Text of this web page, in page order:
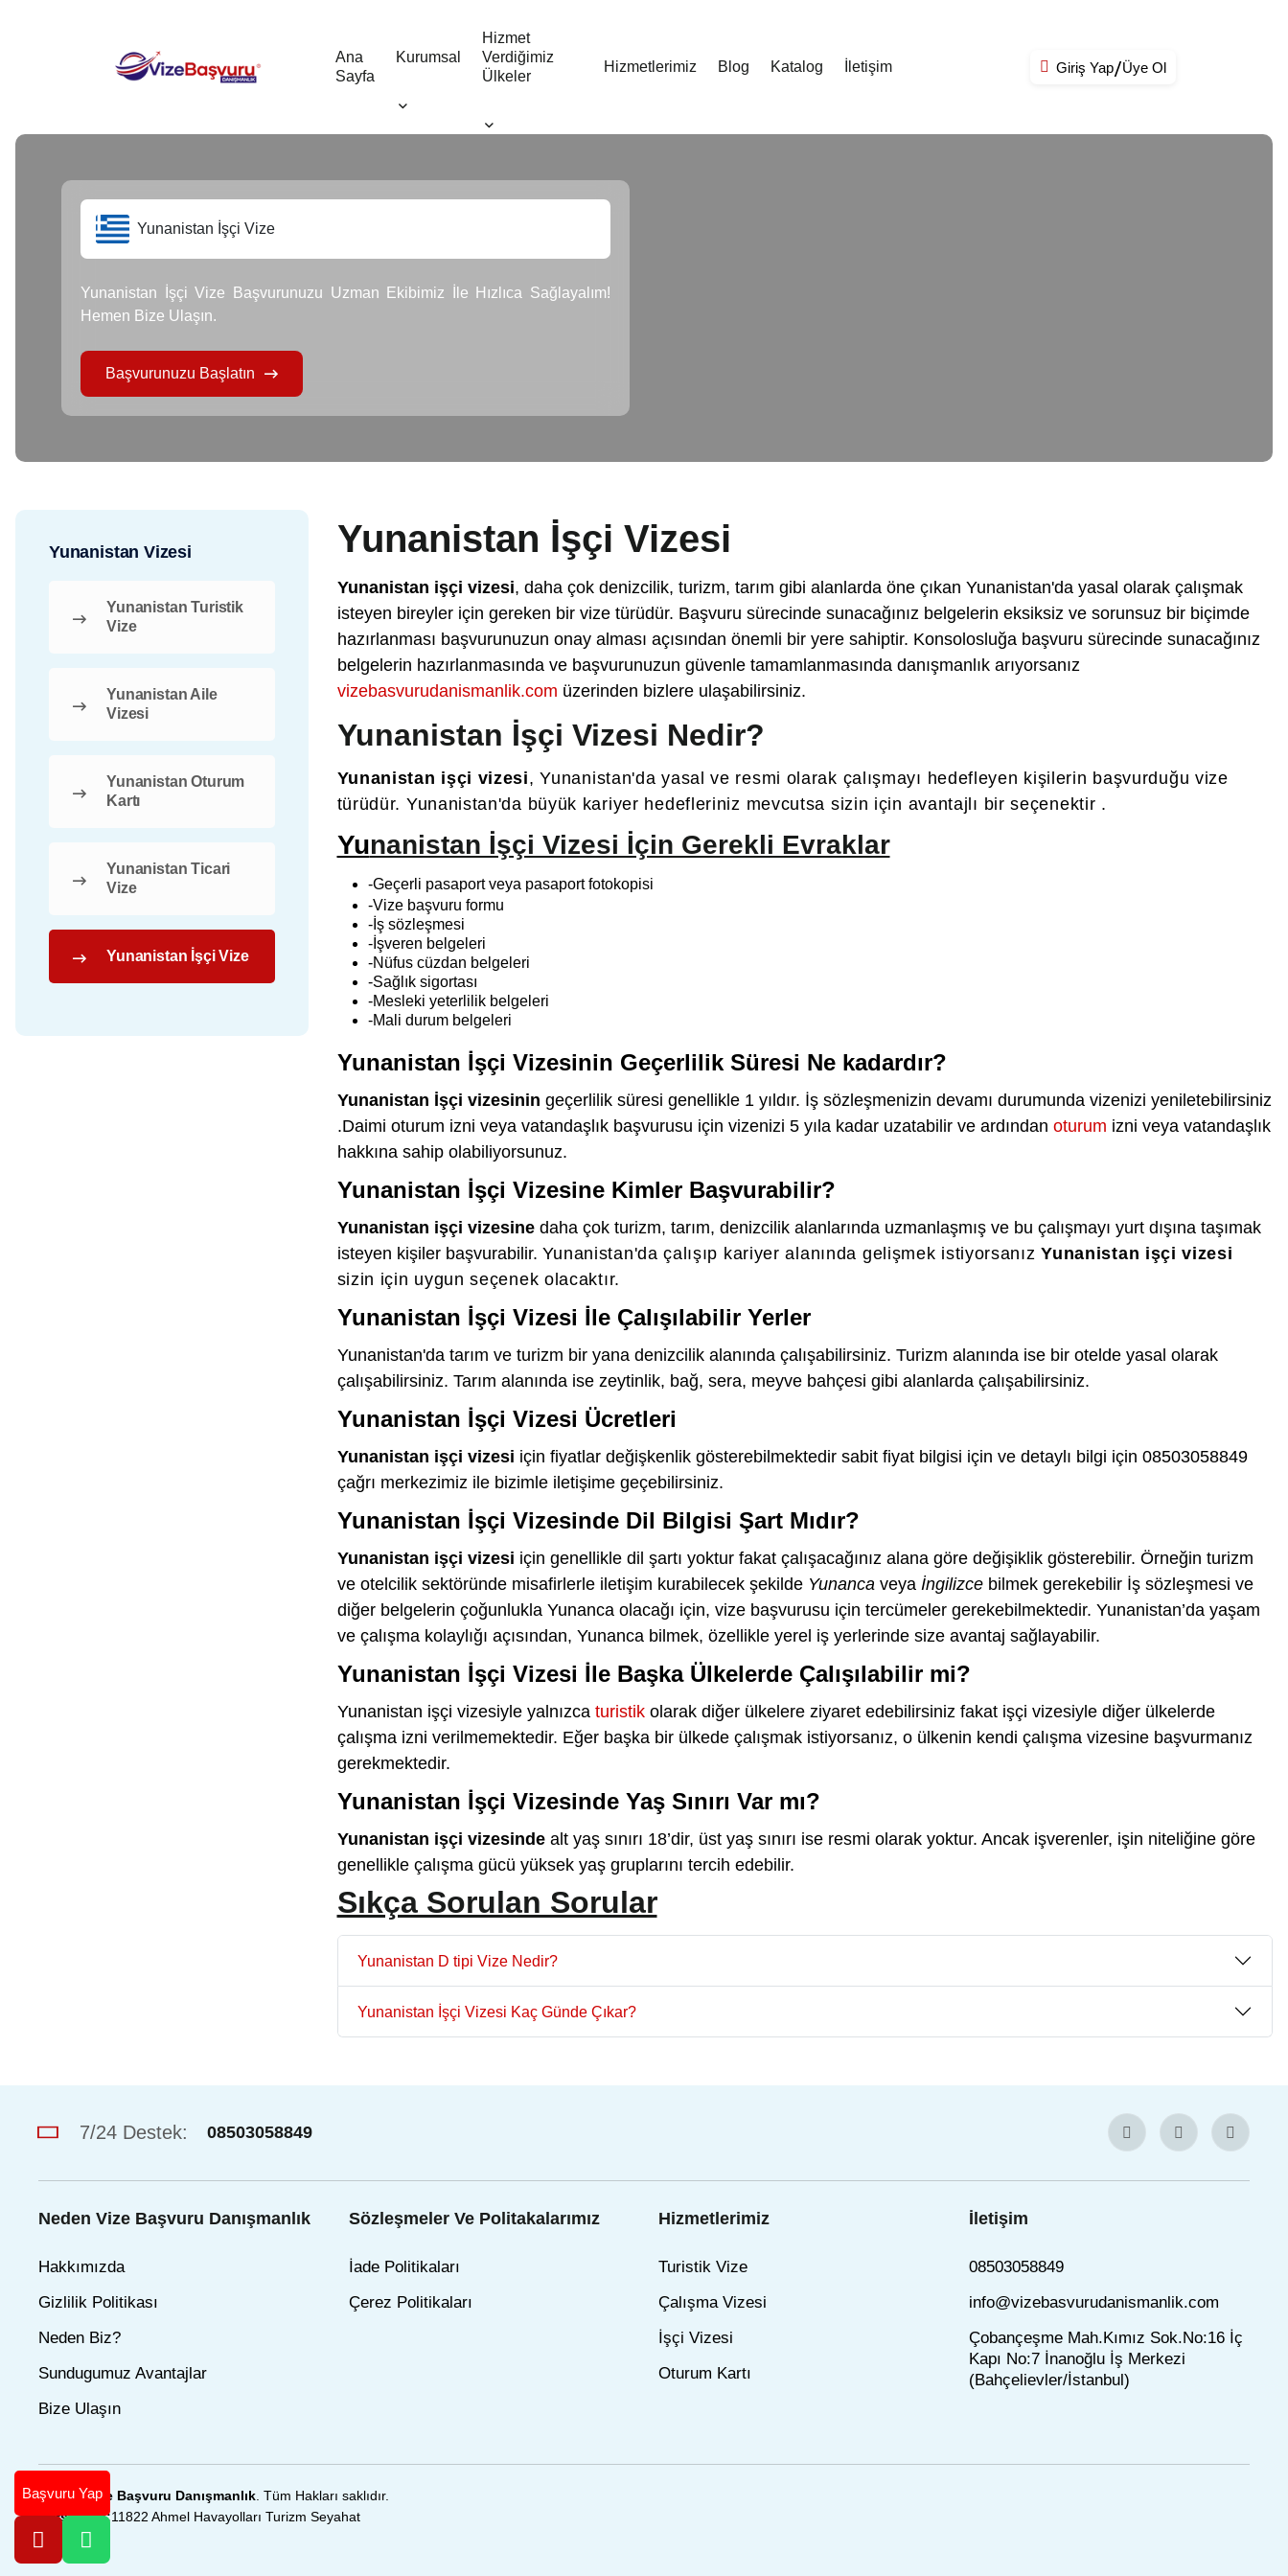
Ana
Sayfa
Kurumsal
Hizmet
Verdiğimiz
Ülkeler
Hizmetlerimiz Blog Katalog İletişim Giriş Yap Üye Ol
Yunanistan İşçi Vize
Yunanistan İşçi Vize Başvurunuzu Uzman Ekibimiz İle Hızlıca Sağlayalım!
Hemen Bize Ulaşın.
Başvurunuzu Başlatın
Yunanistan Vizesi
Yunanistan Turistik
Vize
Yunanistan Aile
Vizesi
Yunanistan Oturum
Kartı
Yunanistan Ticari
Vize
Yunanistan İşçi Vize
Yunanistan İşçi Vizesi
Yunanistan işçi vizesi, daha çok denizcilik, turizm, tarım gibi alanlarda öne çıkan Yunanistan'da yasal olarak çalışmak
isteyen bireyler için gereken bir vize türüdür. Başvuru sürecinde sunacağınız belgelerin eksiksiz ve sorunsuz bir biçimde
hazırlanması başvurunuzun onay alması açısından önemli bir yere sahiptir. Konsolosluğa başvuru sürecinde sunacağınız
belgelerin hazırlanmasında ve başvurunuzun güvenle tamamlanmasında danışmanlık arıyorsanız
vizebasvurudanismanlik.com üzerinden bizlere ulaşabilirsiniz.
Yunanistan İşçi Vizesi Nedir?
Yunanistan işçi vizesi, Yunanistan'da yasal ve resmi olarak çalışmayı hedefleyen kişilerin başvurduğu vize
türüdür. Yunanistan'da büyük kariyer hedefleriniz mevcutsa sizin için avantajlı bir seçenektir .
Yunanistan İşçi Vizesi İçin Gerekli Evraklar
-Geçerli pasaport veya pasaport fotokopisi
-Vize başvuru formu
-İş sözleşmesi
-İşveren belgeleri
-Nüfus cüzdan belgeleri
-Sağlık sigortası
-Mesleki yeterlilik belgeleri
-Mali durum belgeleri
Yunanistan İşçi Vizesinin Geçerlilik Süresi Ne kadardır?
Yunanistan İşçi vizesinin geçerlilik süresi genellikle 1 yıldır. İş sözleşmenizin devamı durumunda vizenizi yeniletebilirsiniz
.Daimi oturum izni veya vatandaşlık başvurusu için vizenizi 5 yıla kadar uzatabilir ve ardından oturum izni veya vatandaşlık
hakkına sahip olabiliyorsunuz.
Yunanistan İşçi Vizesine Kimler Başvurabilir?
Yunanistan işçi vizesine daha çok turizm, tarım, denizcilik alanlarında uzmanlaşmış ve bu çalışmayı yurt dışına taşımak
isteyen kişiler başvurabilir. Yunanistan'da çalışıp kariyer alanında gelişmek istiyorsanız Yunanistan işçi vizesi
sizin için uygun seçenek olacaktır.
Yunanistan İşçi Vizesi İle Çalışılabilir Yerler
Yunanistan'da tarım ve turizm bir yana denizcilik alanında çalışabilirsiniz. Turizm alanında ise bir otelde yasal olarak
çalışabilirsiniz. Tarım alanında ise zeytinlik, bağ, sera, meyve bahçesi gibi alanlarda çalışabilirsiniz.
Yunanistan İşçi Vizesi Ücretleri
Yunanistan işçi vizesi için fiyatlar değişkenlik gösterebilmektedir sabit fiyat bilgisi için ve detaylı bilgi için 08503058849
çağrı merkezimiz ile bizimle iletişime geçebilirsiniz.
Yunanistan İşçi Vizesinde Dil Bilgisi Şart Mıdır?
Yunanistan işçi vizesi için genellikle dil şartı yoktur fakat çalışacağınız alana göre değişiklik gösterebilir. Örneğin turizm
ve otelcilik sektöründe misafirlerle iletişim kurabilecek şekilde Yunanca veya İngilizce bilmek gerekebilir İş sözleşmesi ve
diğer belgelerin çoğunlukla Yunanca olacağı için, vize başvurusu için tercümeler gerekebilmektedir. Yunanistan’da yaşam
ve çalışma kolaylığı açısından, Yunanca bilmek, özellikle yerel iş yerlerinde size avantaj sağlayabilir.
Yunanistan İşçi Vizesi İle Başka Ülkelerde Çalışılabilir mi?
Yunanistan işçi vizesiyle yalnızcaturistikolarak diğer ülkelere ziyaret edebilirsiniz fakat işçi vizesiyle diğer ülkelerde
çalışma izni verilmemektedir. Eğer başka bir ülkede çalışmak istiyorsanız, o ülkenin kendi çalışma vizesine başvurmanız
gerekmektedir.
Yunanistan İşçi Vizesinde Yaş Sınırı Var mı?
Yunanistan işçi vizesindealt yaş sınırı 18’dir, üst yaş sınırı ise resmi olarak yoktur. Ancak işverenler, işin niteliğine göre
genellikle çalışma gücü yüksek yaş gruplarını tercih edebilir.
Sıkça Sorulan Sorular
Yunanistan D tipi Vize Nedir?
Yunanistan İşçi Vizesi Kaç Günde Çıkar?
Başvuru Yap
7/24 Destek: 08503058849
Neden Vize Başvuru Danışmanlık
Hakkımızda
Gizlilik Politikası
Neden Biz?
Sundugumuz Avantajlar
Bize Ulaşın
Sözleşmeler Ve Politakalarımız
İade Politikaları
Çerez Politikaları
Hizmetlerimiz
Turistik Vize
Çalışma Vizesi
İşçi Vizesi
Oturum Kartı
İletişim
08503058849
info@vizebasvurudanismanlik.com
Çobançeşme Mah.Kımız Sok.No:16 İç
Kapı No:7 İnanoğlu İş Merkezi
(Bahçelievler/İstanbul)
© 2025Vize Başvuru Danışmanlık . Tüm Hakları saklıdır.
Türsab No:11822 Ahmel Havayolları Turizm Seyahat